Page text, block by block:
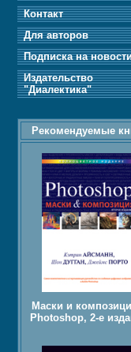
Контакт
Для авторов
Подписка на
Издательство
"Диалектика"
Рекомендуемые
Маски и
Photoshop, 2-е